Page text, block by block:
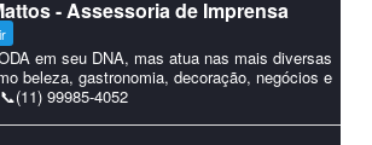
· Compartilhar
- Assessoria de Imprensa
em seu DNA, mas atua nas mais diversas
beleza, gastronomia, decoração, negócios e
99985-4052